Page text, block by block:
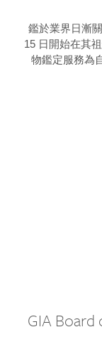
鑑於業界日漸
15 日開始在其
物鑑定服務為
GIA